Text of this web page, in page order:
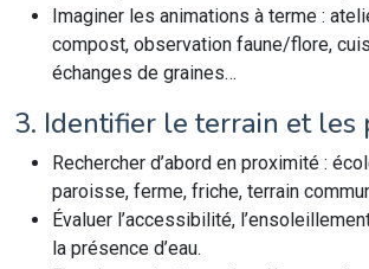
Imaginer les animations à terme :
compost, observation faune/flore,
échanges de graines…
3. Identifier le terrain et les
Rechercher d’abord en proximité :
paroisse, ferme, friche, terrain
Évaluer l’accessibilité,
la présence d’eau.